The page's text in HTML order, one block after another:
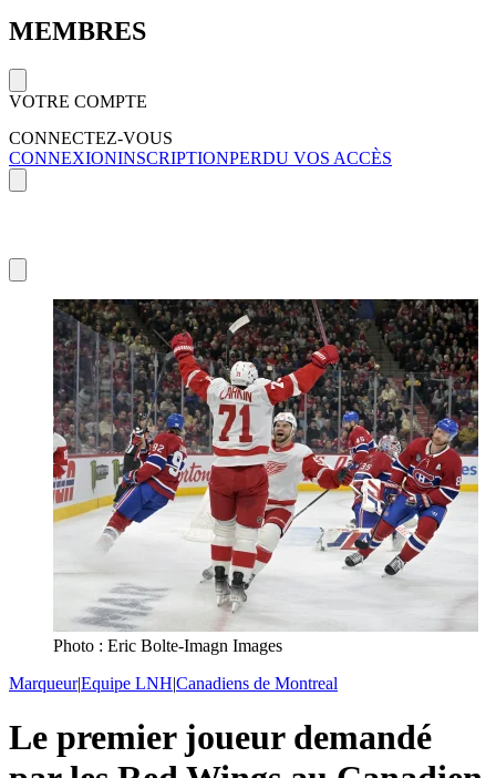
MEMBRES
VOTRE COMPTE
CONNECTEZ-VOUS
CONNEXIONINSCRIPTIONPERDU VOS ACCÈS
Photo : Eric Bolte-Imagn Images
Marqueur|Equipe LNH|Canadiens de Montreal
Le premier joueur demandé